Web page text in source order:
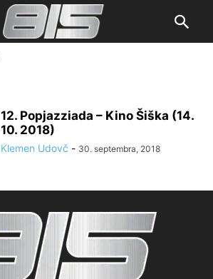
12. Popjazziada – Kino Šiška (14.
10. 2018)
Klemen Udovč - 30. septembra, 2018